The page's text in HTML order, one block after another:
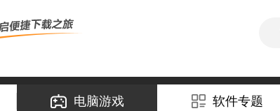
电脑游戏 软件专题